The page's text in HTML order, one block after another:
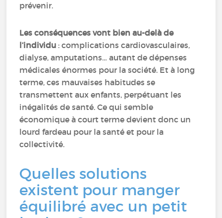
prévenir.
Les conséquences vont bien au-delà de
l’individu : complications cardiovasculaires,
dialyse, amputations… autant de dépenses
médicales énormes pour la société. Et à long
terme, ces mauvaises habitudes se
transmettent aux enfants, perpétuant les
inégalités de santé. Ce qui semble
économique à court terme devient donc un
lourd fardeau pour la santé et pour la
collectivité.
Quelles solutions
existent pour manger
équilibré avec un petit